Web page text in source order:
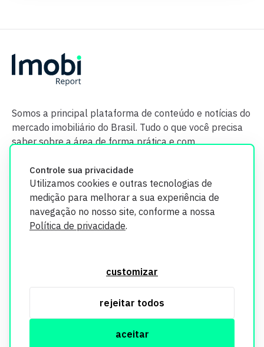
Controle sua privacidade
Utilizamos cookies e outras tecnologias de
medição para melhorar a sua experiência de
navegação no nosso site, conforme a nossa
Política de privacidade.
customizar
rejeitar todos
aceitar
Somos a principal plataforma de conteúdo e notícias do
mercado imobiliário do Brasil. Tudo o que você precisa
saber sobre a área de forma prática e com
segurança. Todos os dados coletados em nosso site são
utilizados exclusivamente para fins de aprimoramento de
informações, consulte nossa Política de Privacidade.
© Copyright Imobi Report. Todos os direitos reservados.